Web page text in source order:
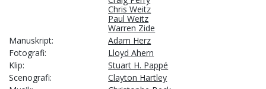
Chris Weitz
Paul Weitz
Warren Zide
Manuskript
Adam Herz
Fotografi
Lloyd Ahern
Klip
Stuart H. Pappé
Scenografi
Clayton Hartley